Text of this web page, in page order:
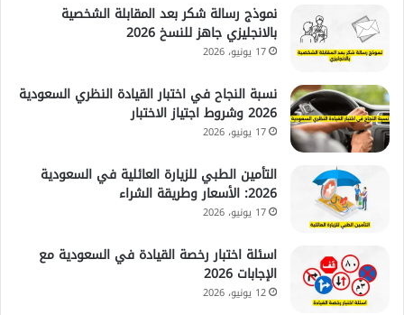
نموذج رسالة شكر بعد المقابلة الشخصية
بالانجليزي جاهز للنسخ 2026
17 يونيو، 2026
نسبة النجاح في اختبار القيادة النظري السعودية
2026 وشروط اجتياز الاختبار
17 يونيو، 2026
التأمين الطبي للزيارة العائلية في السعودية
2026: الأسعار وطريقة الشراء
17 يونيو، 2026
اسئلة اختبار رخصة القيادة في السعودية مع
الإجابات 2026
12 يونيو، 2026